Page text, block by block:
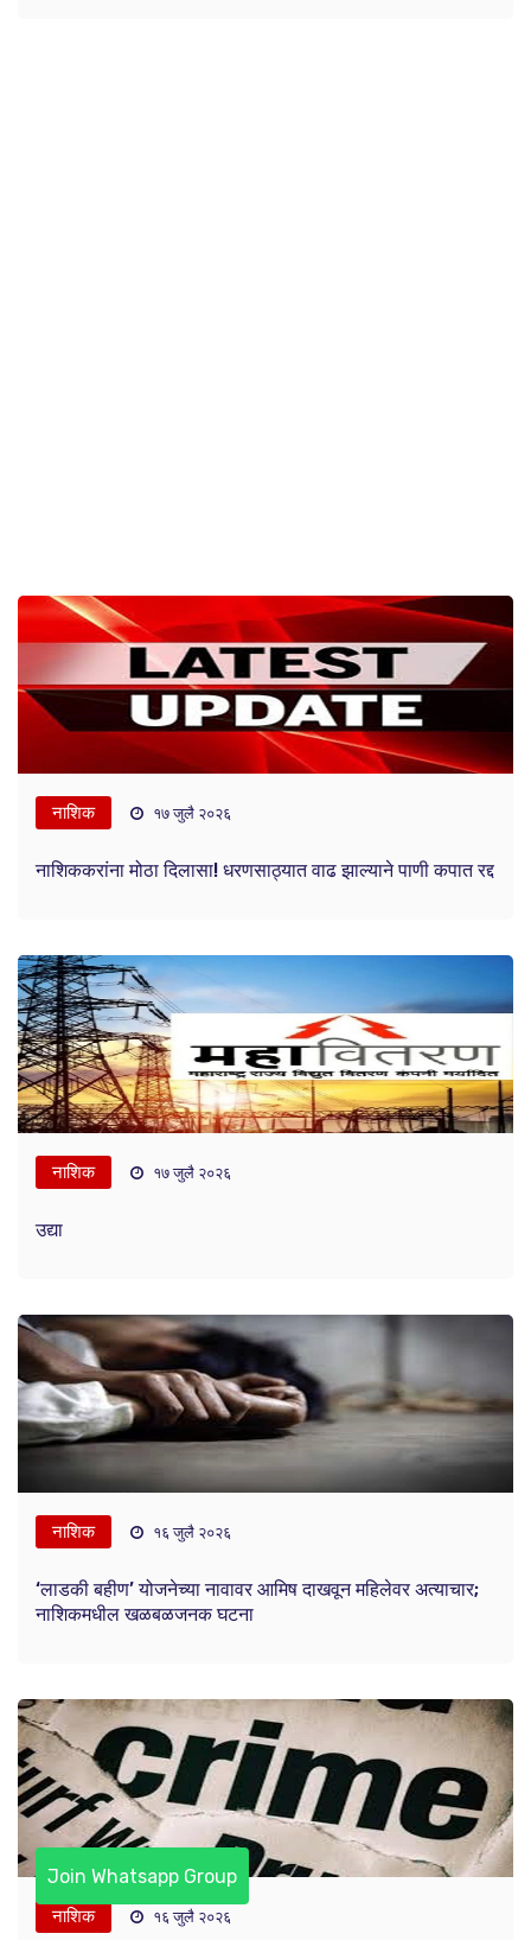
नाशिक १७ जुलै २०२६
नाशिककरांना मोठा दिलासा! धरणसाठ्यात वाढ झाल्याने पाणी कपात रद्द
नाशिक १७ जुलै २०२६
उद्या
नाशिक १६ जुलै २०२६
‘लाडकी बहीण’ योजनेच्या नावावर आमिष दाखवून महिलेवर अत्याचार;
नाशिकमधील खळबळजनक घटना
नाशिक १६ जुलै २०२६
Join Whatsapp Group